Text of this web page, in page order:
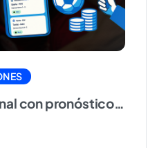
con pronósticos